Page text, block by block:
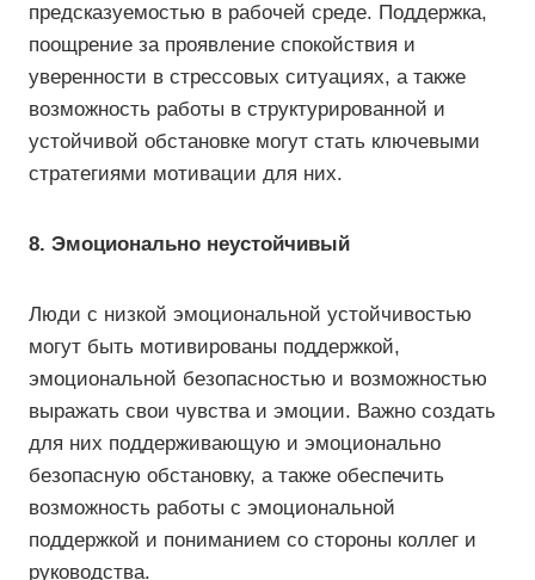
предсказуемостью в рабочей среде. Поддержка,
поощрение за проявление спокойствия и
уверенности в стрессовых ситуациях, а также
возможность работы в структурированной и
устойчивой обстановке могут стать ключевыми
стратегиями мотивации для них.
8. Эмоционально неустойчивый
Люди с низкой эмоциональной устойчивостью
могут быть мотивированы поддержкой,
эмоциональной безопасностью и возможностью
выражать свои чувства и эмоции. Важно создать
для них поддерживающую и эмоционально
безопасную обстановку, а также обеспечить
возможность работы с эмоциональной
поддержкой и пониманием со стороны коллег и
руководства.